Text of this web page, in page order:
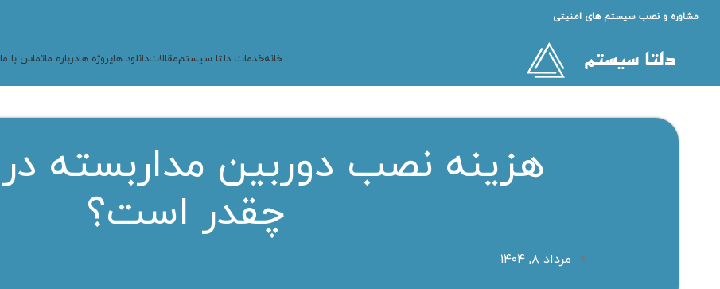
مشاوره و نصب سیستم های امنیتی
خانهخدمات دلتا سیستممقالاتدانلود هاپروژه هادرباره ماتماس با ما
چقدر است؟
مرداد ۸, ۱۴۰۴